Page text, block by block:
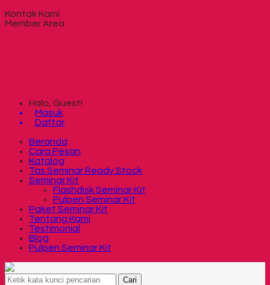
Kontak Kami
Member Area
Halo, Guest!
Masuk
Daftar
Beranda
Cara Pesan
Katalog
Tas Seminar Ready Stock
Seminar Kit
Flashdisk Seminar Kit
Pulpen Seminar Kit
Paket Seminar Kit
Tentang Kami
Testimonial
Blog
Pulpen Seminar Kit
Cari